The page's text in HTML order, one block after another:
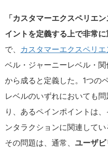
「カスタマーエクスペリエ
イントを定義する上で非常に
で、 カスタマーエクスペリエ
ベル・ジャーニーレベル・
から成ると定義した。1つの
レベルのいずれにおいても
り、あるペインポイントは
ンタラクションに関連して
その問題は、通常、 ユーザ